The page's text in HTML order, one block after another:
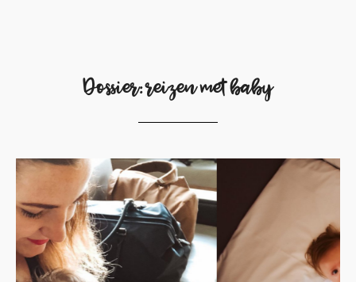
Dossier: reizen met baby